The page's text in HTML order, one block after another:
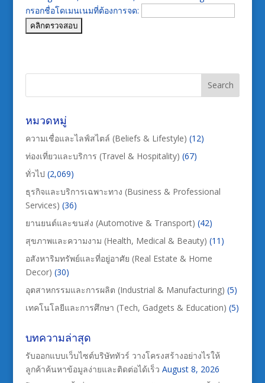
กรอกชื่อโดเมนเนมที่ต้องการจด:
หมวดหมู่
ความเชื่อและไลฟ์สไตล์ (Beliefs & Lifestyle) (12)
ท่องเที่ยวและบริการ (Travel & Hospitality) (67)
ทั่วไป (2,069)
ธุรกิจและบริการเฉพาะทาง (Business & Professional
Services) (36)
ยานยนต์และขนส่ง (Automotive & Transport) (42)
สุขภาพและความงาม (Health, Medical & Beauty) (11)
อสังหาริมทรัพย์และที่อยู่อาศัย (Real Estate & Home
Decor) (30)
อุตสาหกรรมและการผลิต (Industrial & Manufacturing) (5)
เทคโนโลยีและการศึกษา (Tech, Gadgets & Education) (5)
บทความล่าสุด
รับออกแบบเว็บไซต์บริษัททัวร์ วางโครงสร้างอย่างไรให้
ลูกค้าค้นหาข้อมูลง่ายและติดต่อได้เร็ว August 8, 2026